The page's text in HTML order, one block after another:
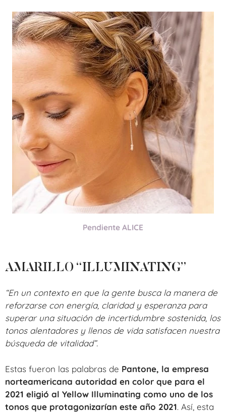
Pendiente ALICE
AMARILLO “ILLUMINATING”
“En un contexto en que la gente busca la manera de
reforzarse con energía, claridad y esperanza para
superar una situación de incertidumbre sostenida, los
tonos alentadores y llenos de vida satisfacen nuestra
búsqueda de vitalidad”.
Estas fueron las palabras de Pantone, la empresa
norteamericana autoridad en color que para el
2021 eligió al Yellow Illuminating como uno de los
tonos que protagonizarían este año 2021. Así, esta